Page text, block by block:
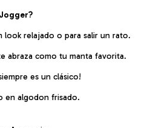
look relajado o para salir un rato.
abraza como tu manta favorita.
es un clásico!
en algodon frisado.